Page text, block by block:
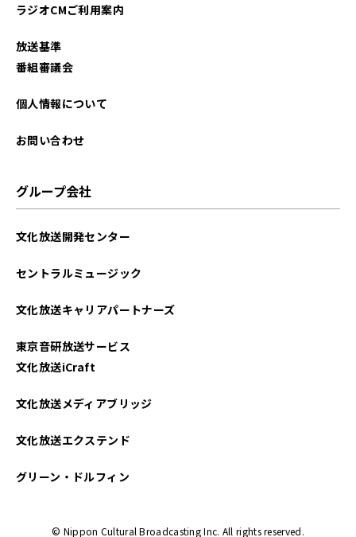
ラジオCMご利用案内
放送基準
番組審議会
個人情報について
お問い合わせ
グループ会社
文化放送開発センター
セントラルミュージック
文化放送キャリアパートナーズ
東京音研放送サービス
文化放送iCraft
文化放送メディアブリッジ
文化放送エクステンド
グリーン・ドルフィン
© Nippon Cultural Broadcasting Inc. All rights reserved.